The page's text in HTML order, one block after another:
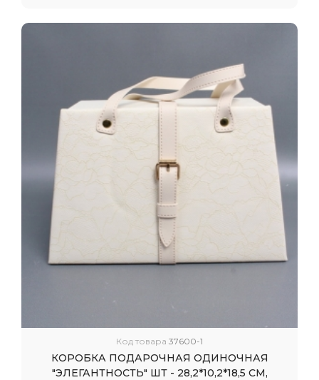
Код товара 37600-1
КОРОБКА ПОДАРОЧНАЯ ОДИНОЧНАЯ
"ЭЛЕГАНТНОСТЬ" ШТ - 28,2*10,2*18,5 СМ,